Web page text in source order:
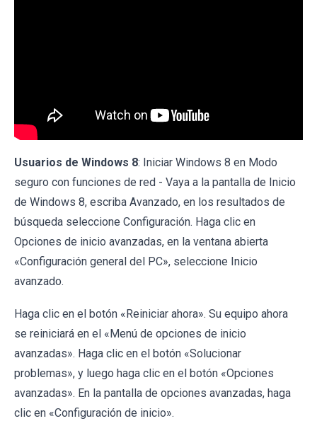
Usuarios de Windows 8: Iniciar Windows 8 en Modo
seguro con funciones de red - Vaya a la pantalla de Inicio
de Windows 8, escriba Avanzado, en los resultados de
búsqueda seleccione Configuración. Haga clic en
Opciones de inicio avanzadas, en la ventana abierta
«Configuración general del PC», seleccione Inicio
avanzado.
Haga clic en el botón «Reiniciar ahora». Su equipo ahora
se reiniciará en el «Menú de opciones de inicio
avanzadas». Haga clic en el botón «Solucionar
problemas», y luego haga clic en el botón «Opciones
avanzadas». En la pantalla de opciones avanzadas, haga
clic en «Configuración de inicio».